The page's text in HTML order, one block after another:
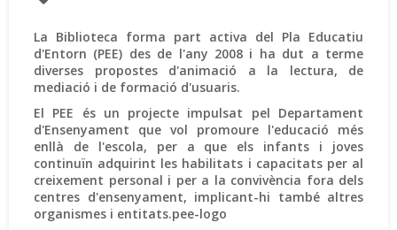
La Biblioteca forma part activa del Pla Educatiu
d'Entorn (PEE) des de l'any 2008 i ha dut a terme
diverses propostes d'animació a la lectura, de
mediació i de formació d'usuaris.
El PEE és un projecte impulsat pel Departament
d'Ensenyament que vol promoure l'educació més
enllà de l'escola, per a que els infants i joves
continuïn adquirint les habilitats i capacitats per al
creixement personal i per a la convivència fora dels
centres d'ensenyament, implicant-hi també altres
organismes i entitats.pee-logo